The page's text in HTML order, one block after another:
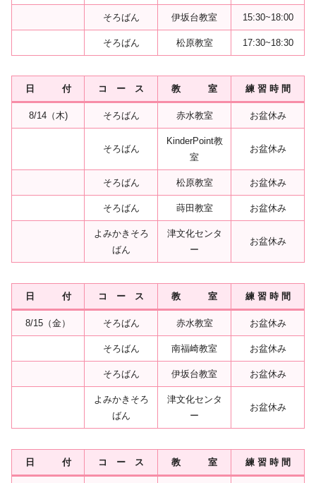
そろばん 伊坂台教室 15:30~18:00
そろばん 松原教室 17:30~18:30
日 付 コ ー ス 教 室 練 習 時 間
8/14（木) そろばん 赤水教室 お盆休み
そろばん
KinderPoint教
室
お盆休み
そろばん 松原教室 お盆休み
そろばん 蒔田教室 お盆休み
よみかきそろ
ばん
津文化センタ
ー
お盆休み
日 付 コ ー ス 教 室 練 習 時 間
8/15（金） そろばん 赤水教室 お盆休み
そろばん 南福崎教室 お盆休み
そろばん 伊坂台教室 お盆休み
よみかきそろ
ばん
津文化センタ
ー
お盆休み
日 付 コ ー ス 教 室 練 習 時 間